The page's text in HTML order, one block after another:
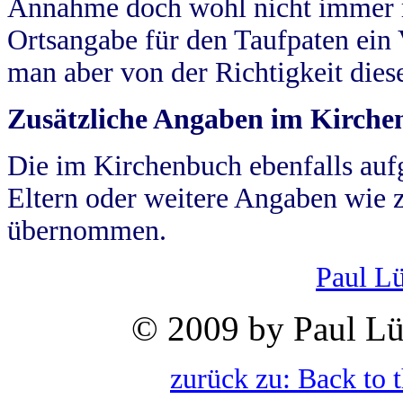
Annahme doch wohl nicht
Ortsangabe für den Taufpaten
man aber von der Richtigkeit
Zusätzliche Angaben im
Die im Kirchenbuch ebenfalls
Eltern oder weitere Angaben wie
übernommen.
Paul
© 2009 by Paul
zurück zu: Back to